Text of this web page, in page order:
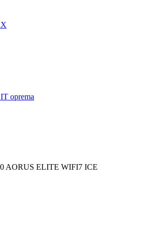
oprema
AORUS ELITE WIFI7 ICE